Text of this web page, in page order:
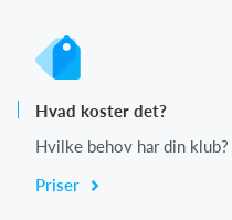
Hvad koster det?
Hvilke behov har din
Priser